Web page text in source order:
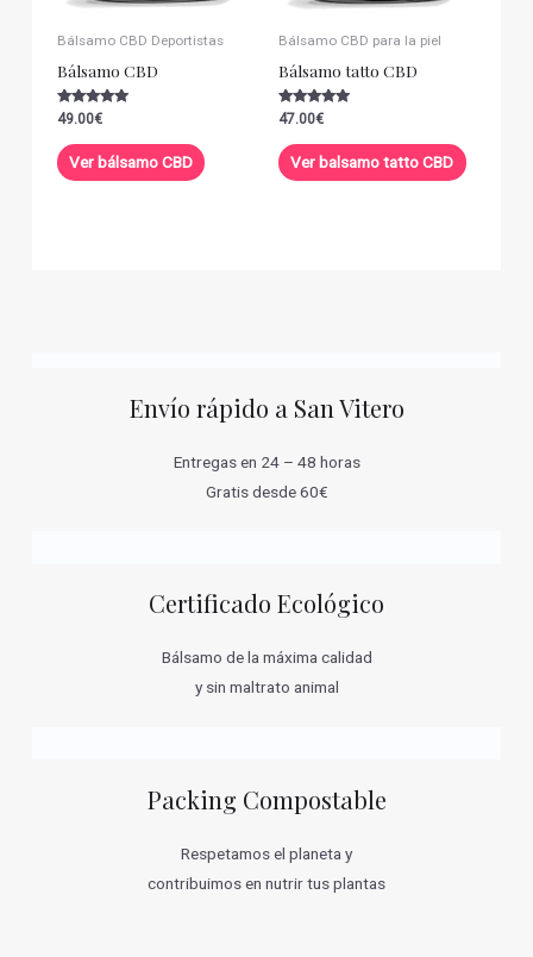
Bálsamo CBD Deportistas
Bálsamo CBD
Valorado con
de 5
49.00€
Ver bálsamo CBD
Bálsamo CBD para la piel
Bálsamo tatto CBD
Valorado con
de 5
47.00€
Ver balsamo tatto CBD
Envío rápido a San Vitero
Entregas en 24 – 48 horas
Gratis desde 60€
Certificado Ecológico
Bálsamo de la máxima calidad
y sin maltrato animal
Packing Compostable
Respetamos el planeta y
contribuimos en nutrir tus plantas